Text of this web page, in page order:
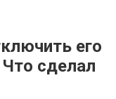
его
сделал